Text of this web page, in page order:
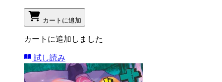
カートに追加
カートに追加しました
試し読み